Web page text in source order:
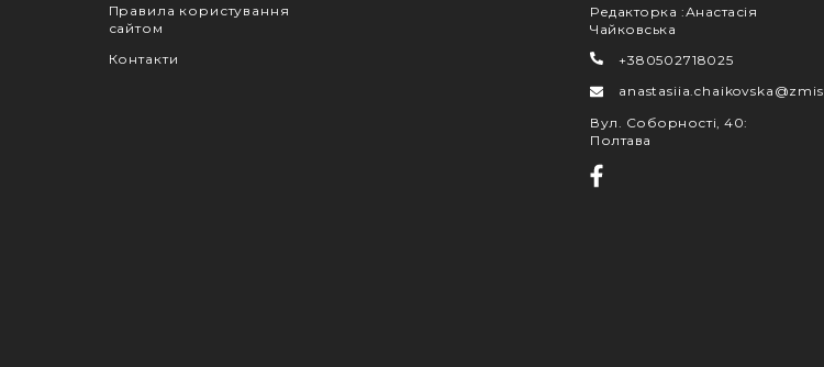
Правила користування
сайтом
Контакти
Редакторка :Анастасія
Чайковська
+380502718025
Вул. Соборності, 40:
Полтава